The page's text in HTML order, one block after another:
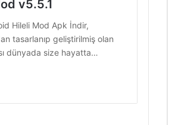
v5.5.1
Hileli Mod Apk İndir,
tasarlanıp geliştirilmiş olan
dünyada size hayatta…